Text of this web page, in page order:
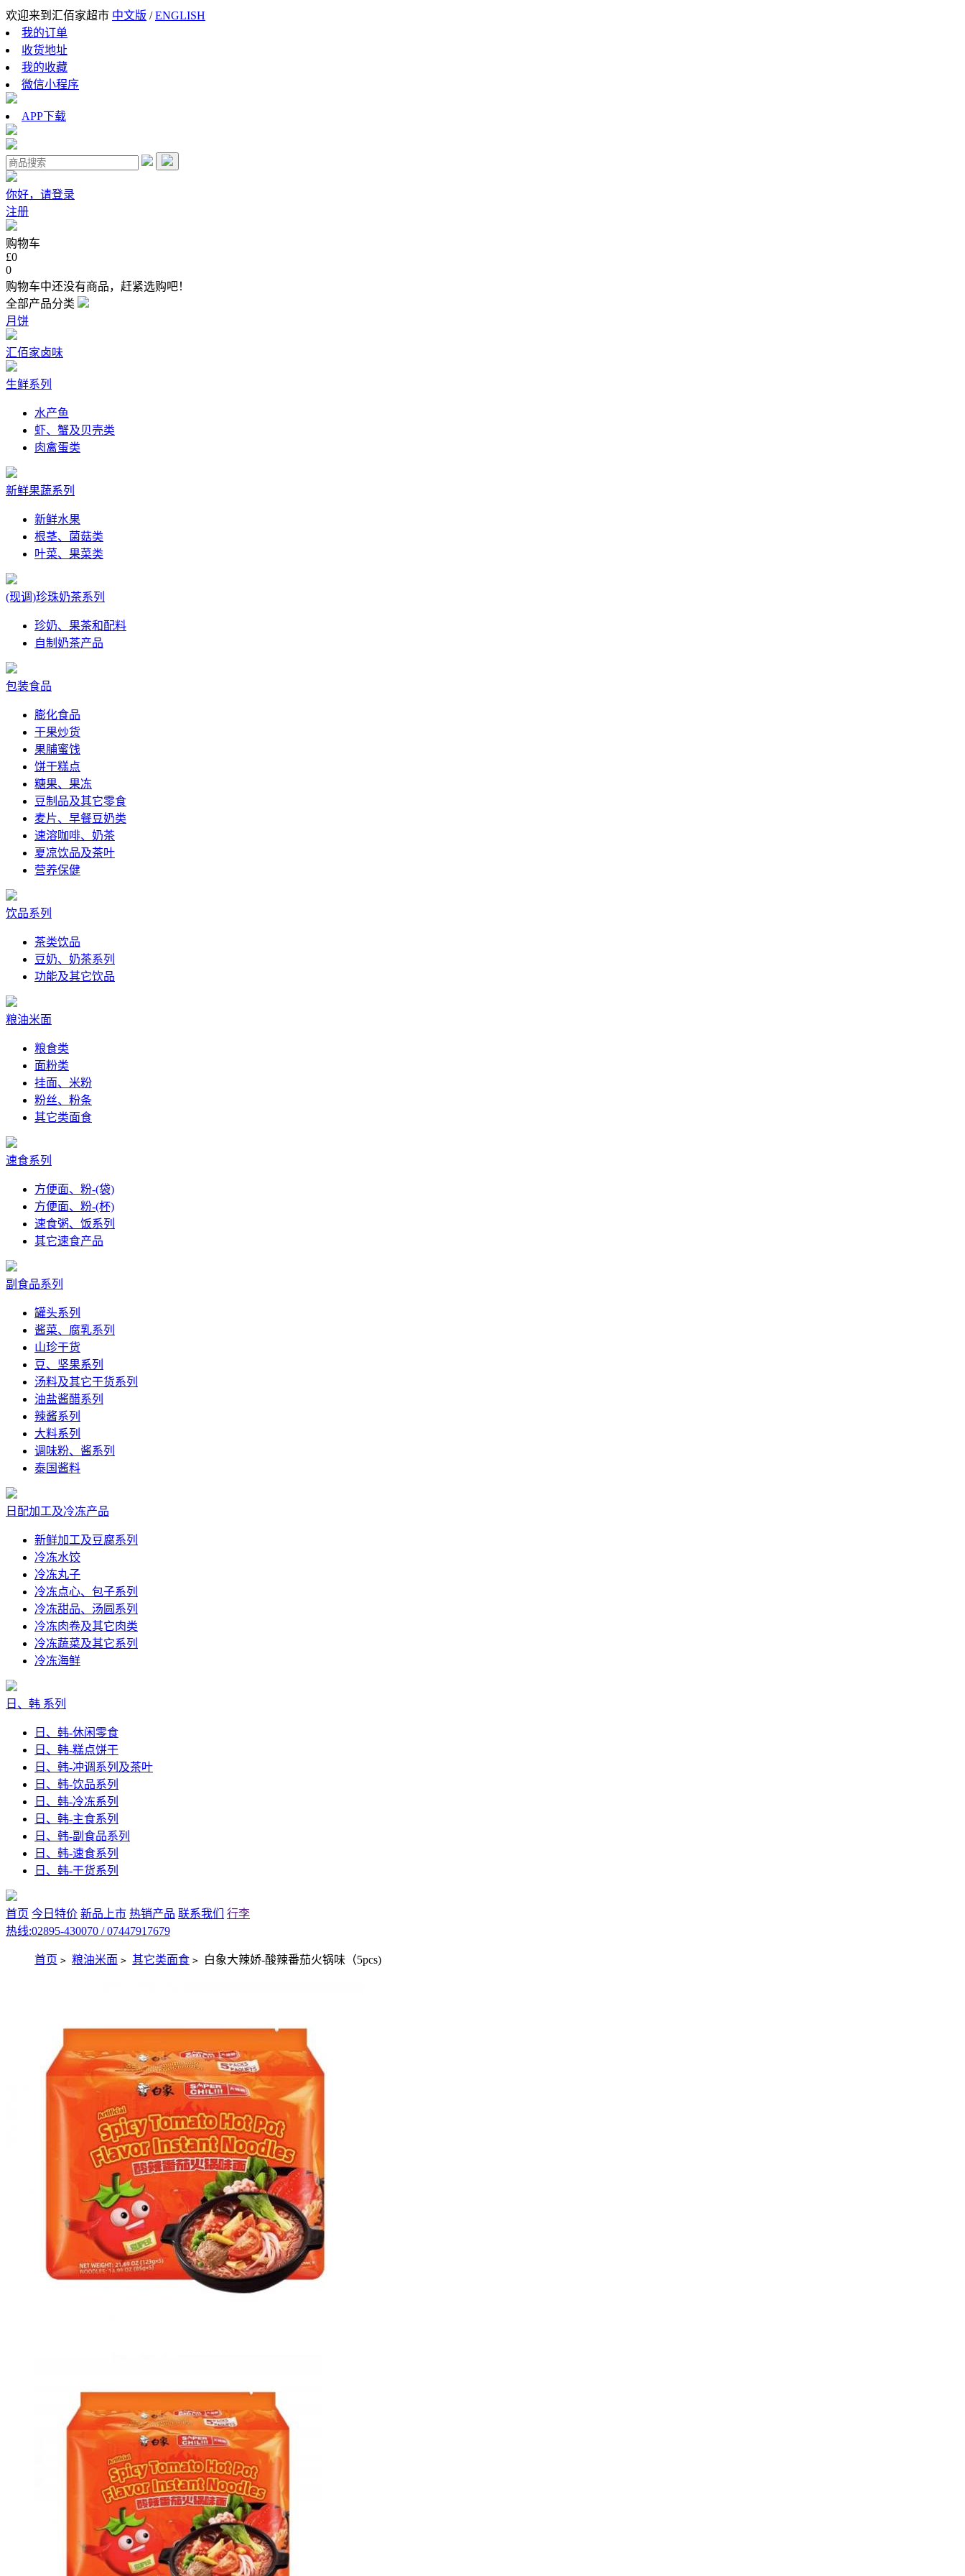
欢迎来到汇佰家超市 中文版 /ENGLISH
我的订单
收货地址
我的收藏
微信小程序
APP下载
你好，请登录
注册
购物车
£0
0
购物车中还没有商品，赶紧选购吧！
全部产品分类
月饼
汇佰家卤味
生鲜系列
水产鱼
虾、蟹及贝壳类
肉禽蛋类
新鲜果蔬系列
新鲜水果
根茎、菌菇类
叶菜、果菜类
(现调)珍珠奶茶系列
珍奶、果茶和配料
自制奶茶产品
包装食品
膨化食品
干果炒货
果脯蜜饯
饼干糕点
糖果、果冻
豆制品及其它零食
麦片、早餐豆奶类
速溶咖啡、奶茶
夏凉饮品及茶叶
营养保健
饮品系列
茶类饮品
豆奶、奶茶系列
功能及其它饮品
粮油米面
粮食类
面粉类
挂面、米粉
粉丝、粉条
其它类面食
速食系列
方便面、粉-(袋)
方便面、粉-(杯)
速食粥、饭系列
其它速食产品
副食品系列
罐头系列
酱菜、腐乳系列
山珍干货
豆、坚果系列
汤料及其它干货系列
油盐酱醋系列
辣酱系列
大料系列
调味粉、酱系列
泰国酱料
日配加工及冷冻产品
新鲜加工及豆腐系列
冷冻水饺
冷冻丸子
冷冻点心、包子系列
冷冻甜品、汤圆系列
冷冻肉卷及其它肉类
冷冻蔬菜及其它系列
冷冻海鲜
日、韩 系列
日、韩-休闲零食
日、韩-糕点饼干
日、韩-冲调系列及茶叶
日、韩-饮品系列
日、韩-冷冻系列
日、韩-主食系列
日、韩-副食品系列
日、韩-速食系列
日、韩-干货系列
首页 今日特价 新品上市 热销产品 联系我们
行李
热线:02895-430070 / 07447917679
首页 > 粮油米面 > 其它类面食 > 白象大辣娇-酸辣番茄火锅味（5pcs)